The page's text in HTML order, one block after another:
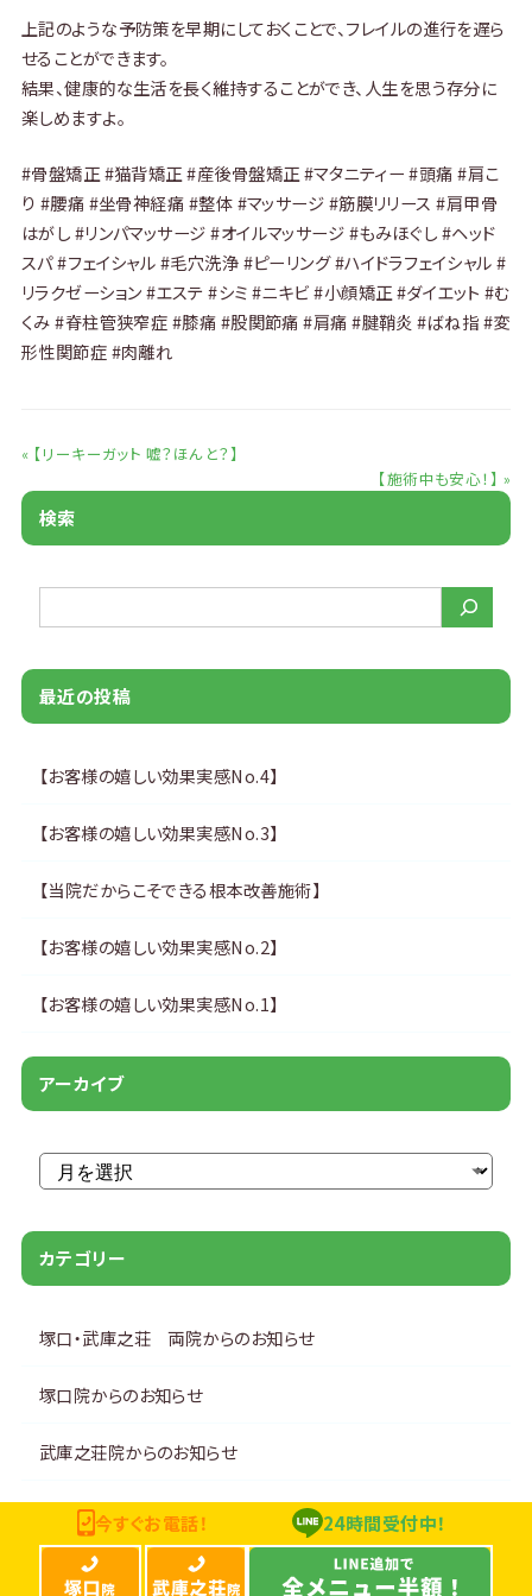
今すぐお電話！ 24時間受付中！
上記のような予防策を早期にしておくことで、フレイルの進行を遅ら
せることができます。
結果、健康的な生活を長く維持することができ、人生を思う存分に
楽しめますよ。
#骨盤矯正 #猫背矯正 #産後骨盤矯正 #マタニティー #頭痛 #肩こ
り #腰痛 #坐骨神経痛 #整体 #マッサージ #筋膜リリース #肩甲骨
はがし #リンパマッサージ #オイルマッサージ #もみほぐし #ヘッド
スパ #フェイシャル #毛穴洗浄 #ピーリング #ハイドラフェイシャル #
リラクゼーション #エステ #シミ #ニキビ #小顔矯正 #ダイエット #む
くみ #脊柱管狭窄症 #膝痛 #股関節痛 #肩痛 #腱鞘炎 #ばね指 #変
形性関節症 #肉離れ
前後の記事
« 【リーキーガット 嘘？ほんと？】
【施術中も安心！】 »
検索
検索
最近の投稿
【お客様の嬉しい効果実感No.4】
【お客様の嬉しい効果実感No.3】
【当院だからこそできる根本改善施術】
【お客様の嬉しい効果実感No.2】
【お客様の嬉しい効果実感No.1】
アーカイブ
アーカイブ
カテゴリー
塚口・武庫之荘 両院からのお知らせ
塚口院からのお知らせ
武庫之荘院からのお知らせ